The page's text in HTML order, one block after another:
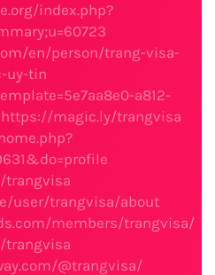
index.php?
en/person/trang-visa-
uy-tin
a812-
https://magic.ly/trangvisa
trangvisa
user/trangvisa/about
members/trangvisa/
trangvisa
@trangvisa/